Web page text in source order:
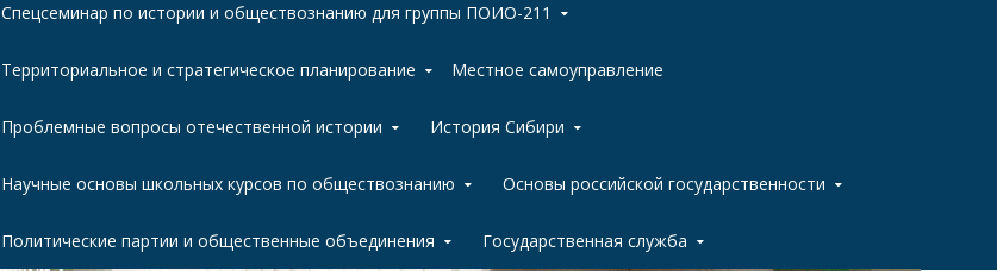
Спецсеминар по истории и обществознанию для группы ПОИО-211
Территориальное и стратегическое планирование Местное самоуправление
Проблемные вопросы отечественной истории История Сибири
Научные основы школьных курсов по обществознанию Основы российской государственности
Политические партии и общественные объединения Государственная служба